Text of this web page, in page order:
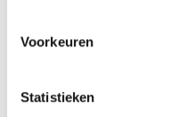
Voorkeuren
Statistieken